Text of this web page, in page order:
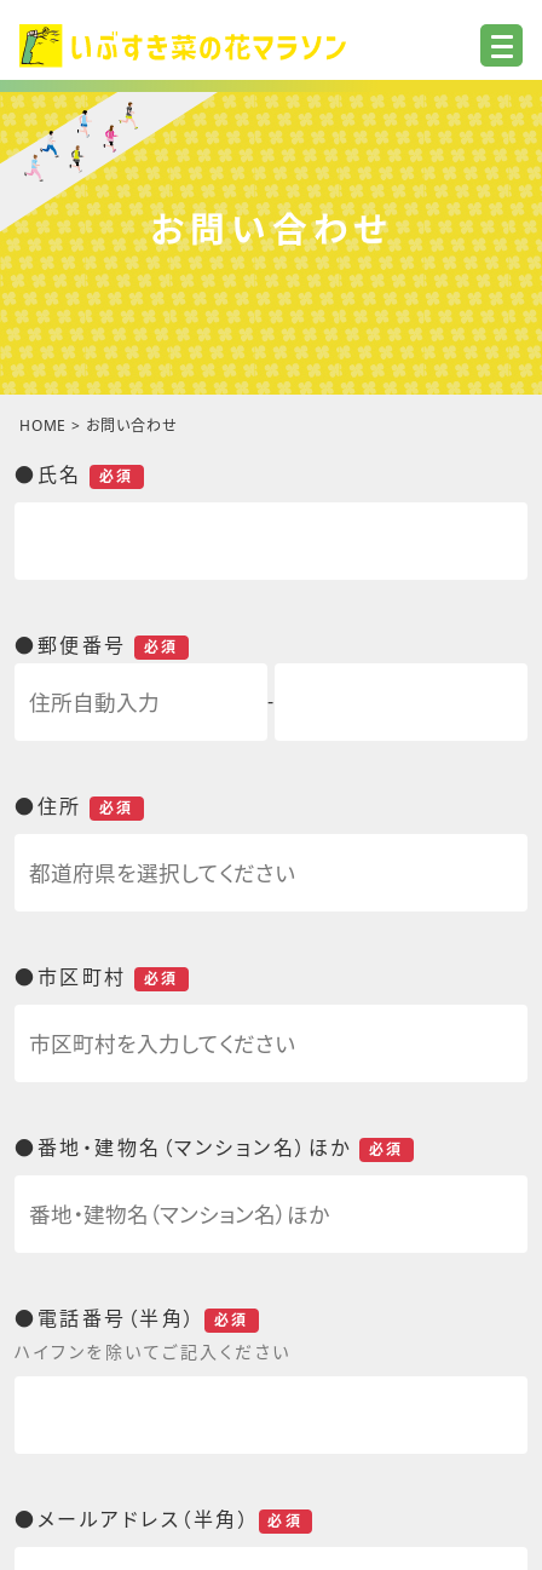
お問い合わせ
HOME > お問い合わせ
●氏名 必須
●郵便番号 必須
-
●住所 必須
●市区町村 必須
●番地・建物名（マンション名）ほか 必須
●電話番号（半角） 必須
ハイフンを除いてご記入ください
●メールアドレス（半角） 必須